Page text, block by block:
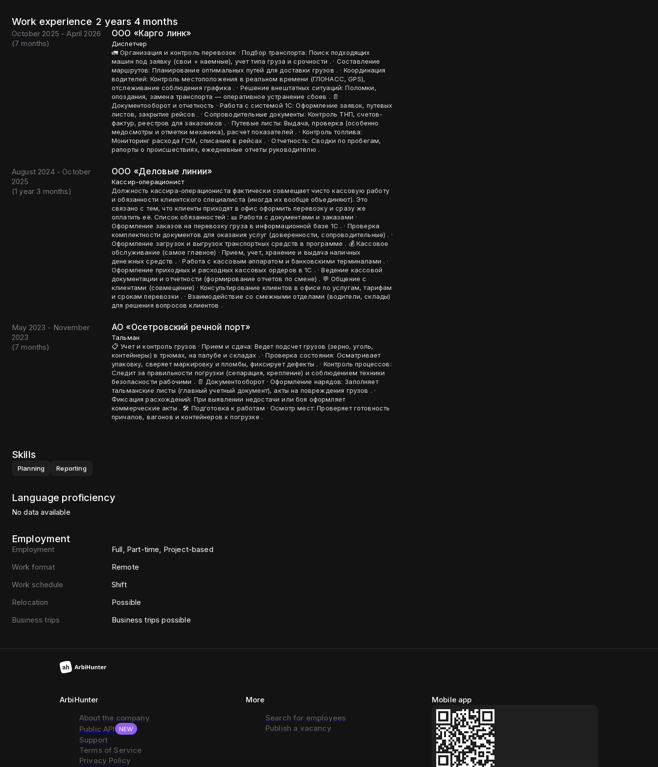
Work experience 2 years 4 months
October 2025 - April 2026
(7 months)
ООО «Карго линк»
Диспетчер
🚛 Организация и контроль перевозок · Подбор транспорта: Поиск подходящих
машин под заявку (свои + наемные), учет типа груза и срочности . · Составление
маршрутов: Планирование оптимальных путей для доставки грузов . · Координация
водителей: Контроль местоположения в реальном времени (ГЛОНАСС, GPS),
отслеживание соблюдения графика . · Решение внештатных ситуаций: Поломки,
опоздания, замена транспорта — оперативное устранение сбоев . 📄
Документооборот и отчетность · Работа с системой 1С: Оформление заявок, путевых
листов, закрытие рейсов . · Сопроводительные документы: Контроль ТНП, счетов-
фактур, реестров для заказчиков . · Путевые листы: Выдача, проверка (особенно
медосмотры и отметки механика), расчет показателей . · Контроль топлива:
Мониторинг расхода ГСМ, списание в рейсах . · Отчетность: Сводки по пробегам,
рапорты о происшествиях, ежедневные отчеты руководителю .
August 2024 - October
2025
(1 year 3 months)
ООО «Деловые линии»
Кассир-операционист
Должность кассира-операциониста фактически совмещает чисто кассовую работу
и обязанности клиентского специалиста (иногда их вообще объединяют). Это
связано с тем, что клиенты приходят в офис оформить перевозку и сразу же
оплатить её. Список обязанностей : 🎫 Работа с документами и заказами ·
Оформление заказов на перевозку груза в информационной базе 1С . · Проверка
комплектности документов для оказания услуг (доверенности, сопроводительные) . ·
Оформление загрузок и выгрузок транспортных средств в программе . 💰 Кассовое
обслуживание (самое главное) · Прием, учет, хранение и выдача наличных
денежных средств . · Работа с кассовым аппаратом и банковскими терминалами . ·
Оформление приходных и расходных кассовых ордеров в 1С . · Ведение кассовой
документации и отчетности (формирование отчетов по смене) . 💬 Общение с
клиентами (совмещение) · Консультирование клиентов в офисе по услугам, тарифам
и срокам перевозки . · Взаимодействие со смежными отделами (водители, склады)
для решения вопросов клиентов .
May 2023 - November
2023
(7 months)
АО «Осетровский речной порт»
Тальман
📋 Учет и контроль грузов · Прием и сдача: Ведет подсчет грузов (зерно, уголь,
контейнеры) в трюмах, на палубе и складах . · Проверка состояния: Осматривает
упаковку, сверяет маркировку и пломбы, фиксирует дефекты . · Контроль процессов:
Следит за правильности погрузки (сепарация, крепление) и соблюдением техники
безопасности рабочими . 📄 Документооборот · Оформление нарядов: Заполняет
тальманские листы (главный учетный документ), акты на повреждения грузов . ·
Фиксация расхождений: При выявлении недостачи или боя оформляет
коммерческие акты . 🛠️ Подготовка к работам · Осмотр мест: Проверяет готовность
причалов, вагонов и контейнеров к погрузке .
Skills
Planning Reporting
Language proficiency
No data available
Employment
Employment
Full, Part-time, Project-based
Work format
Remote
Work schedule
Shift
Relocation
Possible
Business trips
Business trips possible
ArbiHunter
About the company
Public API
NEW
Support
Terms of Service
Privacy Policy
More
Search for employees
Publish a vacancy
Mobile app